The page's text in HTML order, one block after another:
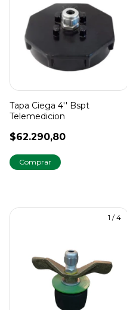
Tapa Ciega 4'' Bspt
Telemedicion
$62.290,80
1 /4